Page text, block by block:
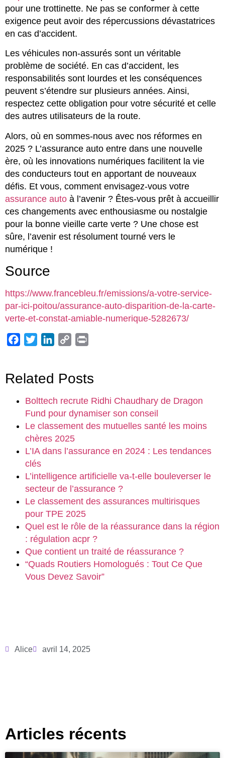
pour une trottinette. Ne pas se conformer à cette
exigence peut avoir des répercussions dévastatrices
en cas d’accident.
Les véhicules non-assurés sont un véritable
problème de société. En cas d’accident, les
responsabilités sont lourdes et les conséquences
peuvent s’étendre sur plusieurs années. Ainsi,
respectez cette obligation pour votre sécurité et celle
des autres utilisateurs de la route.
Alors, où en sommes-nous avec nos réformes en
2025 ? L’assurance auto entre dans une nouvelle
ère, où les innovations numériques facilitent la vie
des conducteurs tout en apportant de nouveaux
défis. Et vous, comment envisagez-vous votre
assurance auto à l’avenir ? Êtes-vous prêt à accueillir
ces changements avec enthousiasme ou nostalgie
pour la bonne vieille carte verte ? Une chose est
sûre, l’avenir est résolument tourné vers le
numérique !
Source
https://www.francebleu.fr/emissions/a-votre-service-
par-ici-poitou/assurance-auto-disparition-de-la-carte-
verte-et-constat-amiable-numerique-5282673/
Facebook
TwitterLinkedIn
Copy
Related Posts
Bolttech recrute Ridhi Chaudhary de Dragon
Fund pour dynamiser son conseil
Le classement des mutuelles santé les moins
chères 2025
L’IA dans l’assurance en 2024 : Les tendances
clés
L’intelligence artificielle va-t-elle bouleverser le
secteur de l’assurance ?
Le classement des assurances multirisques
pour TPE 2025
Quel est le rôle de la réassurance dans la région
: régulation acpr ?
Que contient un traité de réassurance ?
“Quads Routiers Homologués : Tout Ce Que
Vous Devez Savoir”
Alice avril 14, 2025
Articles récents